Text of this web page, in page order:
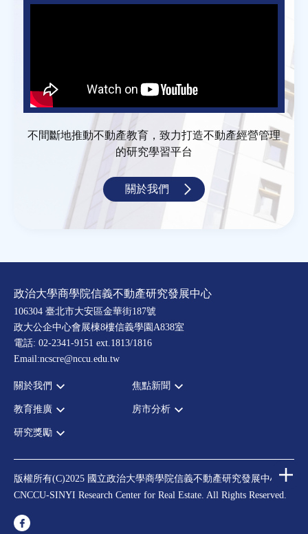
不間斷地推動不動產教育，致力打造不動產經營管理
的研究學習平台
關於我們
政治大學商學院信義不動產研究發展中心
106304 臺北市大安區金華街187號
政大公企中心會展棟8樓信義學園A838室
電話: 02-2341-9151 ext.1813/1816
Email:ncscre@nccu.edu.tw
關於我們
宗旨願景
設置辦法
指導委員
中心成員
聯絡我們
焦點新聞
全部新聞
法律新訊
教育推廣
全部活動
理財規劃講座
不動產學程支援
房市分析
研究獎勵
住宅學會論文獎支援
都市計劃學會論文獎支援
版權所有(C)2025 國立政治大學商學院信義不動產研究發展中心
CNCCU-SINYI Research Center for Real Estate. All Rights Reserved.